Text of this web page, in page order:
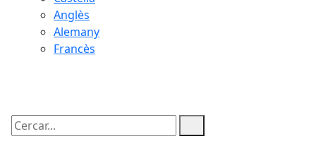
Anglès
Alemany
Francès
Cercar: